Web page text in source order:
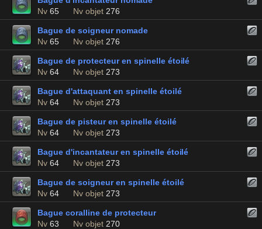
Nv 65 Nv objet 276
Bague de soigneur nomade
Nv 65 Nv objet 276
Bague de protecteur en spinelle étoilé
Nv 64 Nv objet 273
Bague d'attaquant en spinelle étoilé
Nv 64 Nv objet 273
Bague de pisteur en spinelle étoilé
Nv 64 Nv objet 273
Bague d'incantateur en spinelle étoilé
Nv 64 Nv objet 273
Bague de soigneur en spinelle étoilé
Nv 64 Nv objet 273
Bague coralline de protecteur
Nv 63 Nv objet 270